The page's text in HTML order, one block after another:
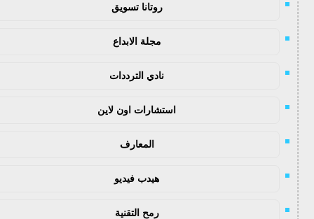
روتانا تسويق
مجلة الابداع
نادي الترددات
استشارات اون لاين
المعارف
هيدب فيديو
رمح التقنية